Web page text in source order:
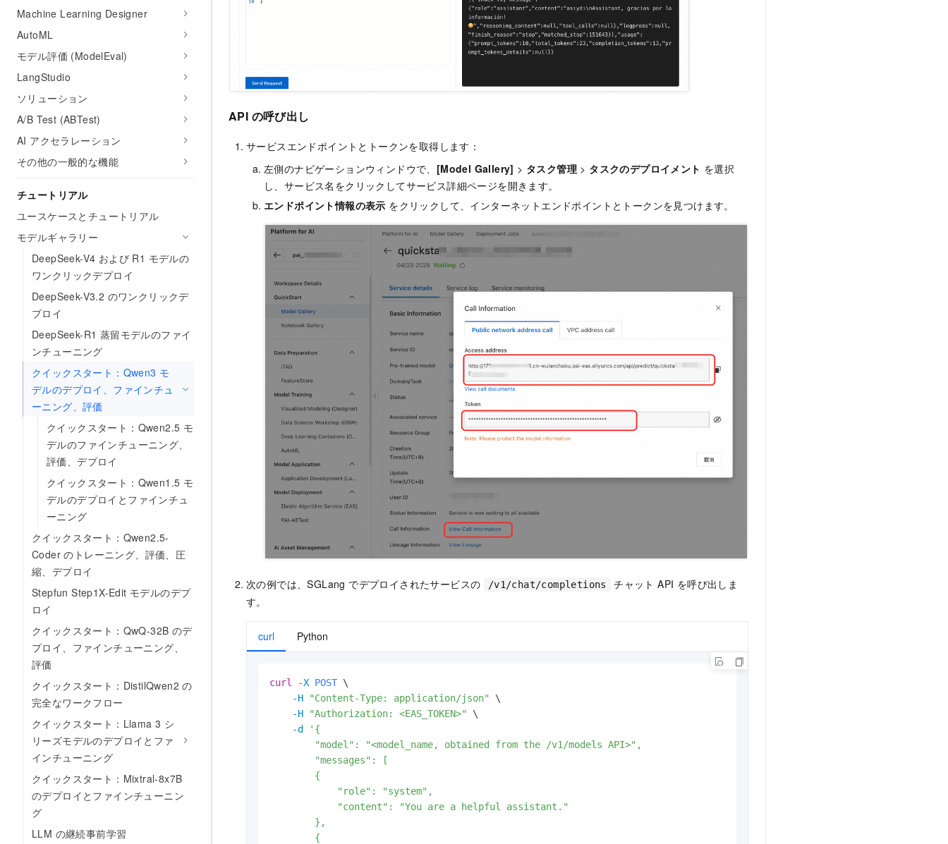
Machine Learning Designer
AutoML
モデル評価 (ModelEval)
LangStudio
ソリューション
A/B Test (ABTest)
AI アクセラレーション
その他の一般的な機能
チュートリアル
ユースケースとチュートリアル
モデルギャラリー
DeepSeek-V4 および R1 モデルの
ワンクリックデプロイ
DeepSeek-V3.2 のワンクリックデ
プロイ
DeepSeek-R1 蒸留モデルのファイ
ンチューニング
クイックスタート：Qwen3 モ
デルのデプロイ、ファインチュ
ーニング、評価
クイックスタート：Qwen2.5 モ
デルのファインチューニング、
評価、デプロイ
クイックスタート：Qwen1.5 モ
デルのデプロイとファインチュ
ーニング
クイックスタート：Qwen2.5-
Coder のトレーニング、評価、圧
縮、デプロイ
Stepfun Step1X-Edit モデルのデプ
ロイ
クイックスタート：QwQ-32B のデ
プロイ、ファインチューニング、
評価
クイックスタート：DistilQwen2 の
完全なワークフロー
クイックスタート：Llama 3 シ
リーズモデルのデプロイとファ
インチューニング
クイックスタート：Mixtral-8x7B
のデプロイとファインチューニン
グ
LLM の継続事前学習
API の呼び出し
サービスエンドポイントとトークンを取得します：
左側のナビゲーションウィンドウで、 [Model Gallery] > タスク管理 > タスクのデプロイメント を選択
し、サービス名をクリックしてサービス詳細ページを開きます。
エンドポイント情報の表示 をクリックして、インターネットエンドポイントとトークンを見つけます。
次の例では、SGLang でデプロイされたサービスの /v1/chat/completions
チャット API を呼び出しま
す。
curl Python
curl -X POST \
-H
"Content-Type: application/json"
\
-H
"Authorization: <EAS_TOKEN>"
\
-d
'{
        "model": "<model_name, obtained from the /v1/models API>",
        "messages": [
        {
            "role": "system",
            "content": "You are a helpful assistant."
        },
        {